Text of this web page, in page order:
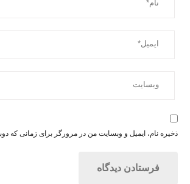
ذخیره نام، ایمیل و وبسایت من در مرورگر برای زمانی که